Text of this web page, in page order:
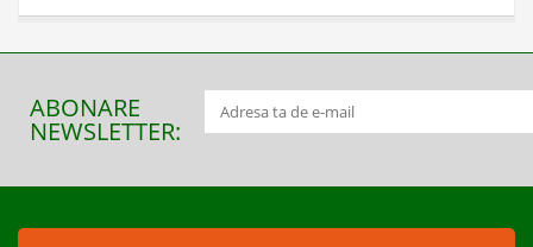
ABONARE
NEWSLETTER: